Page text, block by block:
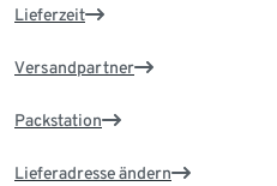
Lieferzeit
Versandpartner
Packstation
Lieferadresse ändern